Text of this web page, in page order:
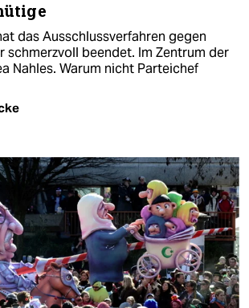
das Ausschlussverfahren gegen
schmerzvoll beendet. Im Zentrum der
Nahles. Warum nicht Parteichef